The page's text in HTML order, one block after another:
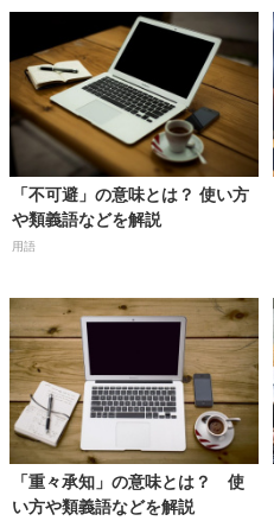
「不可避」の意味とは？ 使い方
や類義語などを解説
用語
「重々承知」の意味とは？ 使
い方や類義語などを解説